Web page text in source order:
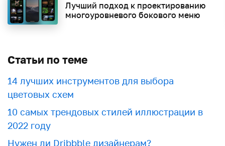
Лучший подход к проектированию
многоуровневого бокового меню
Статьи по теме
​​14 лучших инструментов для выбора
цветовых схем
10 самых трендовых стилей иллюстрации в
2022 году
Нужен ли Dribbble дизайнерам?